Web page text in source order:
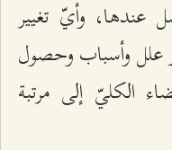
عندها، وأيّ تغيير
علل وأسباب وحصول
الكليّ إلى مرتبة